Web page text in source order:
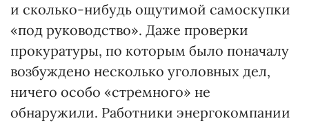
и сколько-нибудь ощутимой самоскупки
«под руководство». Даже проверки
прокуратуры, по которым было поначалу
возбуждено несколько уголовных дел,
ничего особо «стремного» не
обнаружили. Работники энергокомпании